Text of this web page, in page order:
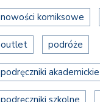
nowości komiksowe
outlet podróże
podręczniki akademickie
podręczniki szkolne